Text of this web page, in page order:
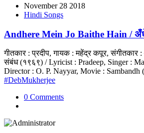
November 28 2018
Hindi Songs
Andhere Mein Jo Baithe Hain /
गीतकार : प्रदीप, गायक : महेंद्र कपूर, संगीतकार
संबंध (१९६९) / Lyricist : Pradeep, Singer :
Director : O. P. Nayyar, Movie : Sambandh
#DebMukherjee
0 Comments